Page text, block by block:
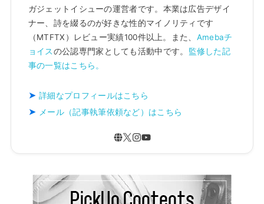
ガジェットイシューの運営者です。本業は広告デザイ
ナー、詩を綴るのが好きな性的マイノリティです
（MTFTX）レビュー実績100件以上。また、 Amebaチ
ョイスの公認専門家としても活動中です。 監修した記
事の一覧はこちら。
詳細なプロフィールはこちら
メール（記事執筆依頼など）はこちら